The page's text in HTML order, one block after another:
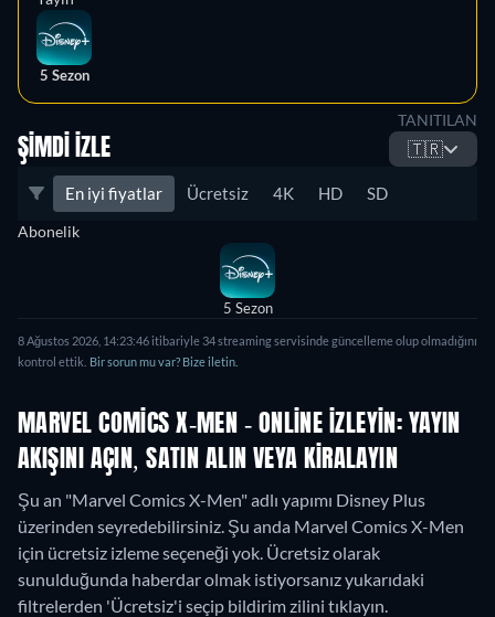
5 Sezon
TANITILAN
ŞIMDI İZLE 🇹🇷
En iyi fiyatlar Ücretsiz 4K HD SD
Abonelik
5 Sezon
8 Ağustos 2026 14:23:46 itibariyle 34streaming servisinde güncelleme olup olmadığını
kontrol ettik. Bir sorun mu var? Bize iletin.
MARVEL COMICS X-MEN - ONLINE IZLEYIN: YAYIN
AKIŞINI AÇIN, SATIN ALIN VEYA KIRALAYIN
Şu an "Marvel Comics X-Men" adlı yapımı Disney Plus
üzerinden seyredebilirsiniz. Şu anda Marvel Comics X-Men
için ücretsiz izleme seçeneği yok. Ücretsiz olarak
sunulduğunda haberdar olmak istiyorsanız yukarıdaki
filtrelerden 'Ücretsiz'i seçip bildirim zilini tıklayın.